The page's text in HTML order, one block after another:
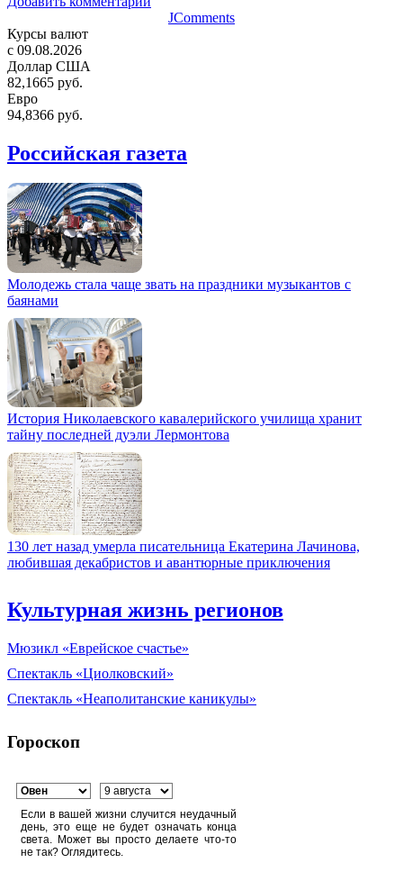
JComments
Курсы валют
c 09.08.2026
Доллар США
82,1665 руб.
Евро
94,8366 руб.
Российская газета
Молодежь стала чаще звать на праздники музыкантов с
баянами
История Николаевского кавалерийского училища хранит
тайну последней дуэли Лермонтова
130 лет назад умерла писательница Екатерина Лачинова,
любившая декабристов и авантюрные приключения
Культурная жизнь регионов
Мюзикл «Еврейское счастье»
Спектакль «Циолковский»
Спектакль «Неаполитанские каникулы»
Гороскоп
Если в вашей жизни случится неудачный
день, это еще не будет означать конца
света. Может вы просто делаете что-то
не так? Оглядитесь.